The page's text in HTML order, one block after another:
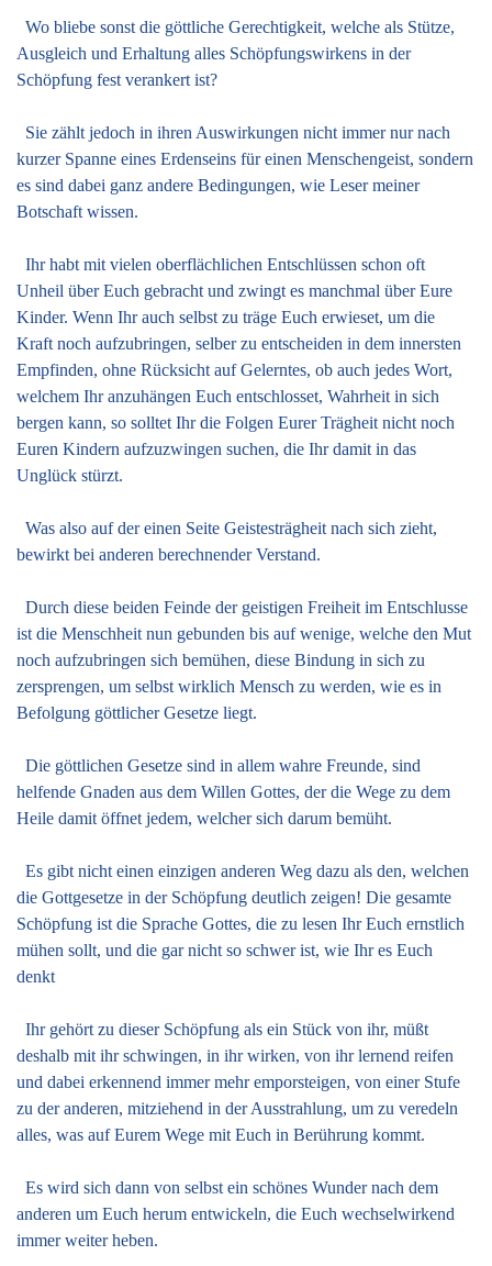
Wo bliebe sonst die göttliche Gerechtigkeit, welche als Stütze,
Ausgleich und Erhaltung alles Schöpfungswirkens in der
Schöpfung fest verankert ist?
Sie zählt jedoch in ihren Auswirkungen nicht immer nur nach
kurzer Spanne eines Erdenseins für einen Menschengeist, sondern
es sind dabei ganz andere Bedingungen, wie Leser meiner
Botschaft wissen.
Ihr habt mit vielen oberflächlichen Entschlüssen schon oft
Unheil über Euch gebracht und zwingt es manchmal über Eure
Kinder. Wenn Ihr auch selbst zu träge Euch erwieset, um die
Kraft noch aufzubringen, selber zu entscheiden in dem innersten
Empfinden, ohne Rücksicht auf Gelerntes, ob auch jedes Wort,
welchem Ihr anzuhängen Euch entschlosset, Wahrheit in sich
bergen kann, so solltet Ihr die Folgen Eurer Trägheit nicht noch
Euren Kindern aufzuzwingen suchen, die Ihr damit in das
Unglück stürzt.
Was also auf der einen Seite Geistesträgheit nach sich zieht,
bewirkt bei anderen berechnender Verstand.
Durch diese beiden Feinde der geistigen Freiheit im Entschlusse
ist die Menschheit nun gebunden bis auf wenige, welche den Mut
noch aufzubringen sich bemühen, diese Bindung in sich zu
zersprengen, um selbst wirklich Mensch zu werden, wie es in
Befolgung göttlicher Gesetze liegt.
Die göttlichen Gesetze sind in allem wahre Freunde, sind
helfende Gnaden aus dem Willen Gottes, der die Wege zu dem
Heile damit öffnet jedem, welcher sich darum bemüht.
Es gibt nicht einen einzigen anderen Weg dazu als den, welchen
die Gottgesetze in der Schöpfung deutlich zeigen! Die gesamte
Schöpfung ist die Sprache Gottes, die zu lesen Ihr Euch ernstlich
mühen sollt, und die gar nicht so schwer ist, wie Ihr es Euch
denkt
Ihr gehört zu dieser Schöpfung als ein Stück von ihr, müßt
deshalb mit ihr schwingen, in ihr wirken, von ihr lernend reifen
und dabei erkennend immer mehr emporsteigen, von einer Stufe
zu der anderen, mitziehend in der Ausstrahlung, um zu veredeln
alles, was auf Eurem Wege mit Euch in Berührung kommt.
Es wird sich dann von selbst ein schönes Wunder nach dem
anderen um Euch herum entwickeln, die Euch wechselwirkend
immer weiter heben.